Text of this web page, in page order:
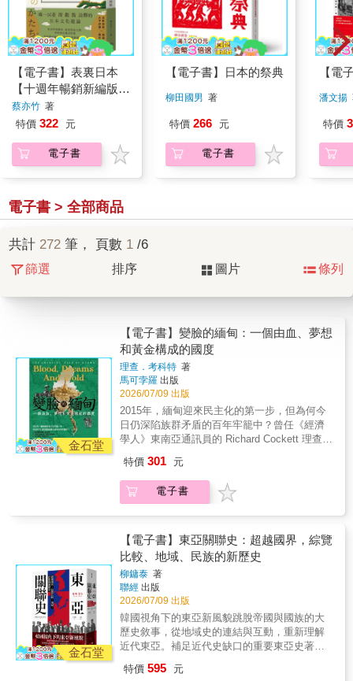
【電子書】表裏日本
【十週年暢銷新編版】
（電子書限定作者簽名
版）
蔡亦竹 著
特價 322 元
電子書
【電子書】日本的祭典
柳田國男 著
特價 266 元
電子書
【電
潘文揚
特價
電子書 > 全部商品
共計 272 筆， 頁數 1 /6
篩選 排序 圖片 條列
金石堂
【電子書】變臉的緬甸：一個由血、夢想
和黃金構成的國度
理查．考科特 著
馬可孛羅 出版
2026/07/09 出版
2015年，緬甸迎來民主化的第一步，但為何今
日仍深陷族群矛盾的百年牢籠中？曾任《經濟
學人》東南亞通訊員的 Richard Cockett 理查．
國家動盪不安的根源。 ◎ 獨立記者張翠容專文
導讀◎《南海》作者比爾．海頓好評推薦◎ 亞
馬遜書店4.8顆星評價◎ 媒體人、學者、文化工
公室主任】、余佳璋【國立政治大學GCIT兼任
副教授級專技人員】、林建甫【國立台灣大學
經濟系名譽教授】、張鐵志【出版人】、陳佩
修【國立暨南國際大學東南亞學系終身特聘教
授兼東南亞研究中心主任】、蕭新煌【台灣亞
洲交流基金會董事長】 《變臉的緬甸》不
只是一本談論緬甸政治的書，更是一部帶領讀
者理解這個國家命運轉折的時代紀實。作者理
查．考科特長年深耕東南亞議題，透過訪談、
歷史梳理與現地觀察，重新描繪這個長期被世
特價 301 元
電子書
金石堂
【電子書】東亞關聯史：超越國界，綜覽
比較、地域、民族的新歷史
柳鏞泰 著
聯經 出版
2026/07/09 出版
韓國視角下的東亞新風貌跳脫帝國與國族的大
歷史敘事，從地域史的連結與互動，重新理解
近代東亞。補足近代史缺口的重要東亞史著
亞史觀。由韓國重量級學者，歷時五年編寫而
特價 595 元